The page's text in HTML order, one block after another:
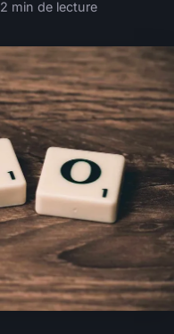
2 min de lecture